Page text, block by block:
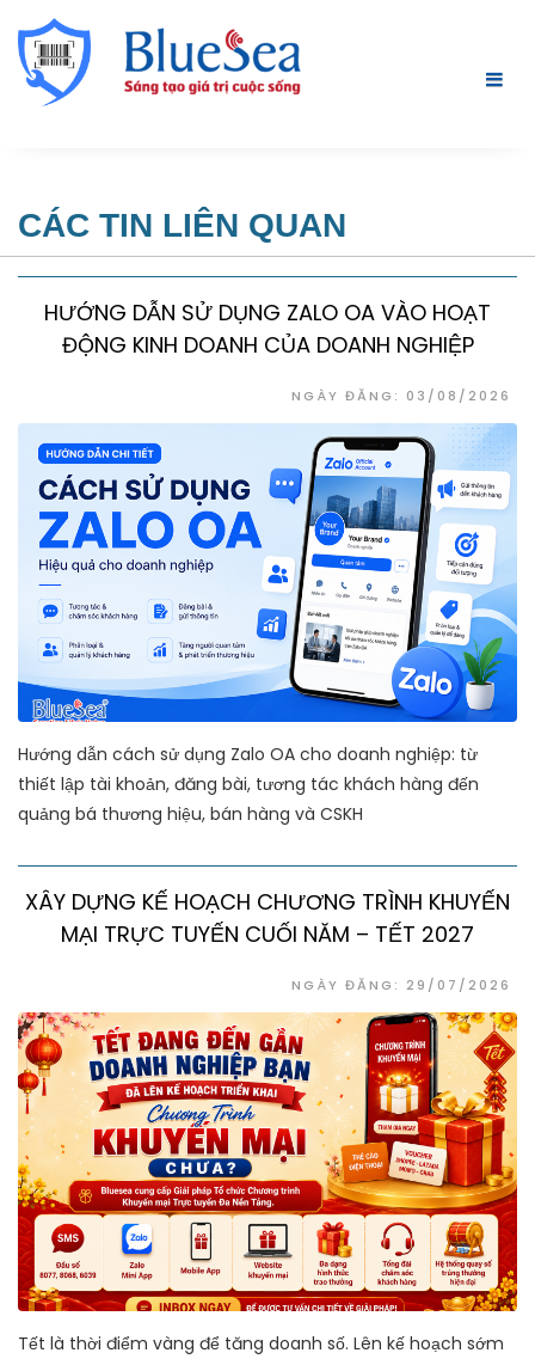
CÁC TIN LIÊN QUAN
HƯỚNG DẪN SỬ DỤNG ZALO OA VÀO HOẠT
ĐỘNG KINH DOANH CỦA DOANH NGHIỆP
NGÀY ĐĂNG: 03/08/2026
Hướng dẫn cách sử dụng Zalo OA cho doanh nghiệp: từ
thiết lập tài khoản, đăng bài, tương tác khách hàng đến
quảng bá thương hiệu, bán hàng và CSKH
XÂY DỰNG KẾ HOẠCH CHƯƠNG TRÌNH KHUYẾN
MẠI TRỰC TUYẾN CUỐI NĂM – TẾT 2027
NGÀY ĐĂNG: 29/07/2026
Tết là thời điểm vàng để tăng doanh số. Lên kế hoạch sớm